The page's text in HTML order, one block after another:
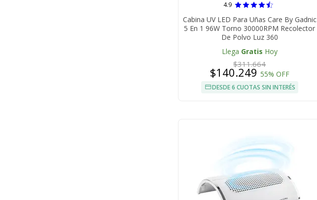
4.9
Cabina UV LED Para Uñas Care By Gadnic
5 En 1 96W Torno 30000RPM Recolector
De Polvo Luz 360
Llega Gratis Hoy
$311.664
$140.249 55% OFF
DESDE 6 CUOTAS SIN INTERÉS